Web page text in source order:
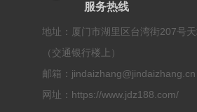
服务热线
地址：厦门市湖里区台湾街207号
（交通银行楼上）
邮箱：jindaizhang@jindaizhang.cn
网址：https://www.jdz188.com/